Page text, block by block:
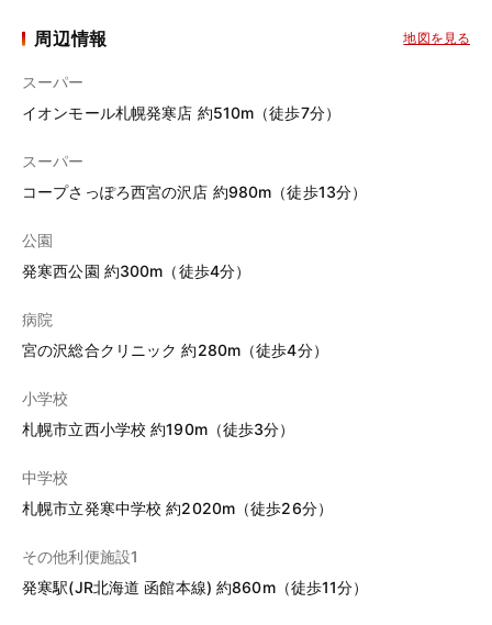
周辺情報 地図を見る
スーパー
イオンモール札幌発寒店 約510m（徒歩7分）
スーパー
コープさっぽろ西宮の沢店 約980m（徒歩13分）
公園
発寒西公園 約300m（徒歩4分）
病院
宮の沢総合クリニック 約280m（徒歩4分）
小学校
札幌市立西小学校 約190m（徒歩3分）
中学校
札幌市立発寒中学校 約2020m（徒歩26分）
その他利便施設1
発寒駅(JR北海道 函館本線) 約860m（徒歩11分）